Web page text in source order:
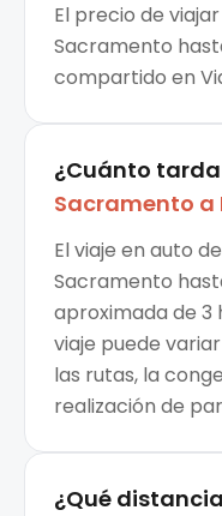
El precio de
Sacramento
compartido en
¿Cuánto
Sacramento a
El viaje en auto
Sacramento
aproximada de 3
viaje puede
las rutas, la
realización de
¿Qué